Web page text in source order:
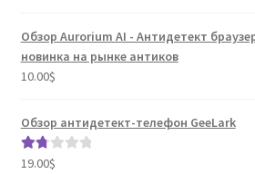
Обзор Aurorium AI - Антидетект
новинка на рынке антиков
10.00$
Обзор антидетект-телефон GeeLark
Оце
19.00$